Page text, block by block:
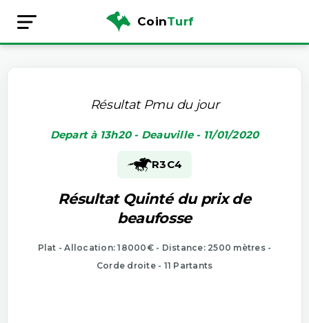
CoinTurf
Résultat Pmu du jour
Depart à 13h20 - Deauville - 11/01/2020
R3C4
Résultat Quinté du prix de
beaufosse
Plat - Allocation: 18000€ - Distance: 2500 mètres -
Corde droite - 11 Partants